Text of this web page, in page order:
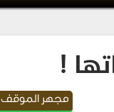
!
مجهر الموقف